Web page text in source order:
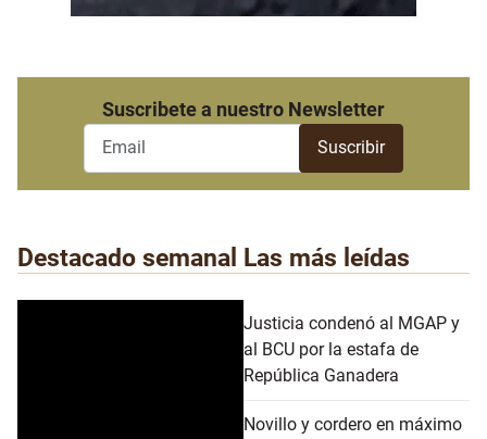
Suscribete a nuestro Newsletter
Destacado semanal Las más leídas
Justicia condenó al MGAP y
al BCU por la estafa de
República Ganadera
Novillo y cordero en máximo